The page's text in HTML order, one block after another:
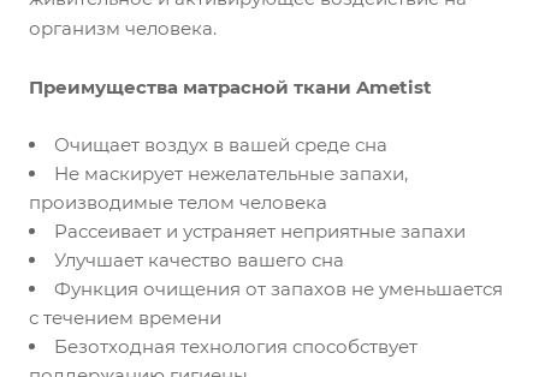
организм человека.
Преимущества матрасной ткани Ametist
Очищает воздух в вашей среде сна
Не маскирует нежелательные запахи,
производимые телом человека
Рассеивает и устраняет неприятные запахи
Улучшает качество вашего сна
Функция очищения от запахов не уменьшается
с течением времени
Безотходная технология способствует